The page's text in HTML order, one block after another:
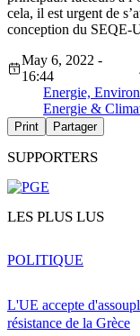
cela, il est urgent de
conception du SEQE-
May 6, 2022 -
16:44
Energie,
Energie &
Print Partager
SUPPORTERS
LES PLUS LUS
L'UE accepte
résistance de la Grèce
POLITIQUE